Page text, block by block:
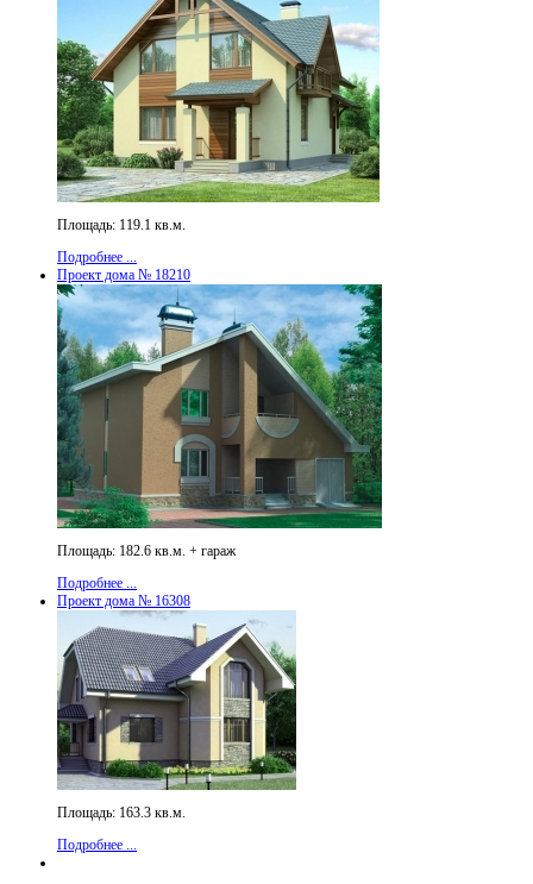
Площадь: 119.1 кв.м.
Подробнее ...
Проект дома № 18210
Площадь: 182.6 кв.м. + гараж
Подробнее ...
Проект дома № 16308
Площадь: 163.3 кв.м.
Подробнее ...